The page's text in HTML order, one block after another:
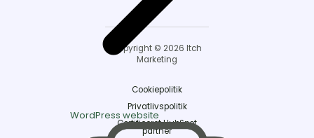
WordPress website
Copyright © 2026 Itch
Marketing
Cookiepolitik
Privatlivspolitik
Certificeret HubSpot
partner